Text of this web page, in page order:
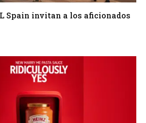
Spain invitan a los aficionados